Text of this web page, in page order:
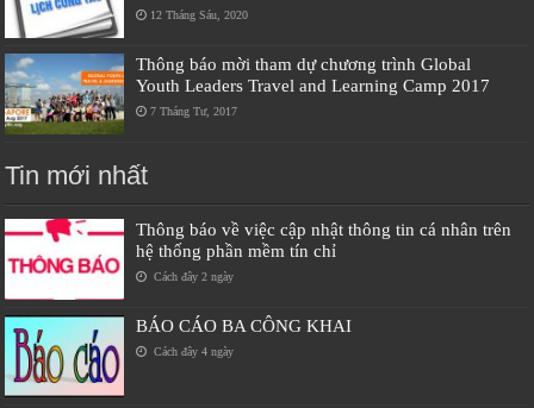
12 Tháng Sáu, 2020
Thông báo mời tham dự chương trình Global
Youth Leaders Travel and Learning Camp 2017
7 Tháng Tư, 2017
Tin mới nhất
Thông báo về việc cập nhật thông tin cá nhân trên
hệ thống phần mềm tín chỉ
Cách đây 2 ngày
BÁO CÁO BA CÔNG KHAI
Cách đây 4 ngày